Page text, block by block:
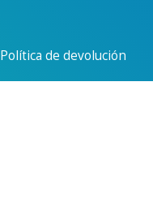
Política de devolución